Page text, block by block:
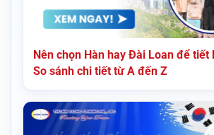
Nên chọn Hàn hay Đài Loan để tiết
So sánh chi tiết từ A đến Z